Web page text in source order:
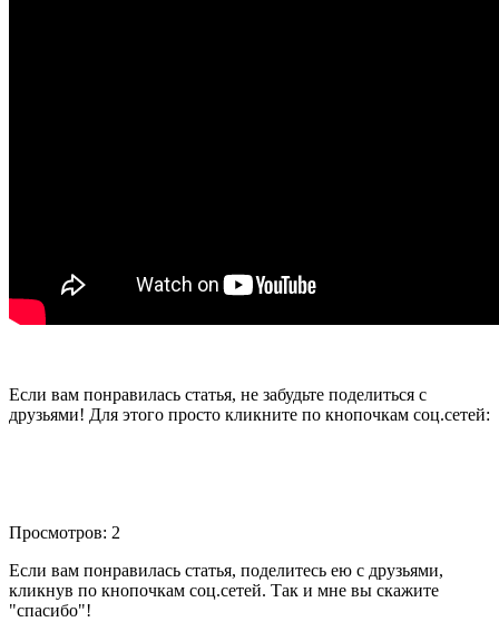
Если вам понравилась статья, не забудьте поделиться с
друзьями! Для этого просто кликните по кнопочкам соц.сетей:
Просмотров: 2
Если вам понравилась статья, поделитесь ею с друзьями,
кликнув по кнопочкам соц.сетей. Так и мне вы скажите
"спасибо"!